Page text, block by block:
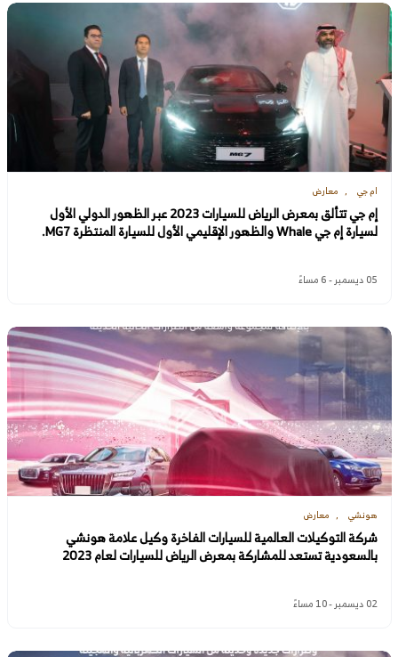
ام جي معارض
إم جي تتألق بمعرض الرياض للسيارات 2023 عبر الظهور الدولي الأول
لسيارة إم جي Whale والظهور الإقليمي الأول للسيارة المنتظرة MG7.
05 ديسمبر - 6 مساءً
هونشي معارض
شركة التوكيلات العالمية للسيارات الفاخرة وكيل علامة هونشي
بالسعودية تستعد للمشاركة بمعرض الرياض للسيارات لعام 2023
02 ديسمبر - 10 مساءً